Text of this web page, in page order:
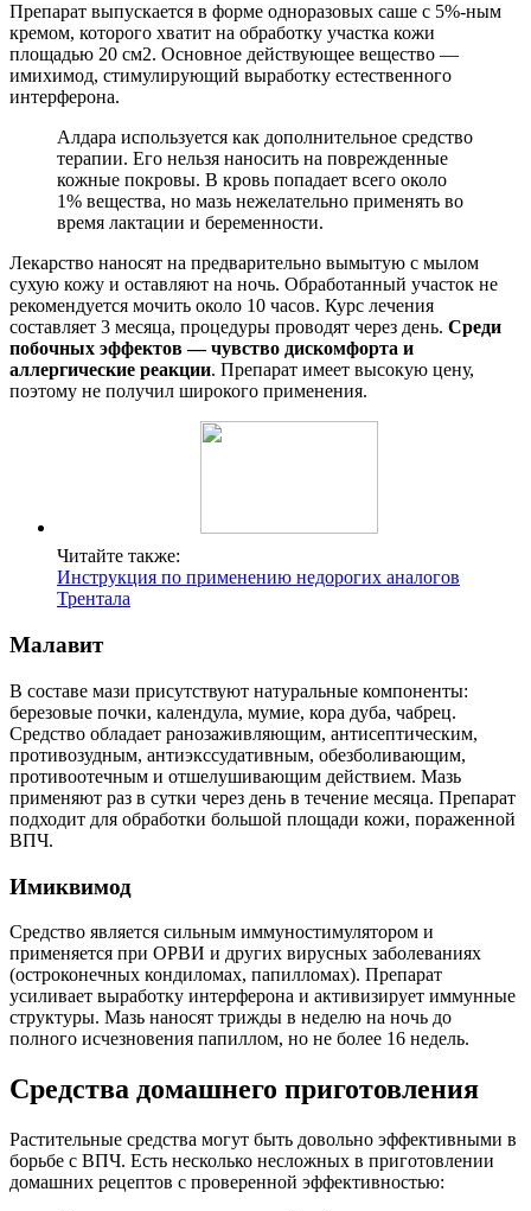
Препарат выпускается в форме одноразовых саше с 5%-ным
кремом, которого хватит на обработку участка кожи
площадью 20 см2. Основное действующее вещество —
имихимод, стимулирующий выработку естественного
интерферона.
Алдара используется как дополнительное средство
терапии. Его нельзя наносить на поврежденные
кожные покровы. В кровь попадает всего около
1% вещества, но мазь нежелательно применять во
время лактации и беременности.
Лекарство наносят на предварительно вымытую с мылом
сухую кожу и оставляют на ночь. Обработанный участок не
рекомендуется мочить около 10 часов. Курс лечения
составляет 3 месяца, процедуры проводят через день. Среди
побочных эффектов — чувство дискомфорта и
аллергические реакции. Препарат имеет высокую цену,
поэтому не получил широкого применения.
Читайте также:
Инструкция по применению недорогих аналогов
Трентала
Малавит
В составе мази присутствуют натуральные компоненты:
березовые почки, календула, мумие, кора дуба, чабрец.
Средство обладает ранозаживляющим, антисептическим,
противозудным, антиэкссудативным, обезболивающим,
противоотечным и отшелушивающим действием. Мазь
применяют раз в сутки через день в течение месяца. Препарат
подходит для обработки большой площади кожи, пораженной
ВПЧ.
Имиквимод
Средство является сильным иммуностимулятором и
применяется при ОРВИ и других вирусных заболеваниях
(остроконечных кондиломах, папилломах). Препарат
усиливает выработку интерферона и активизирует иммунные
структуры. Мазь наносят трижды в неделю на ночь до
полного исчезновения папиллом, но не более 16 недель.
Средства домашнего приготовления
Растительные средства могут быть довольно эффективными в
борьбе с ВПЧ. Есть несколько несложных в приготовлении
домашних рецептов с проверенной эффективностью: